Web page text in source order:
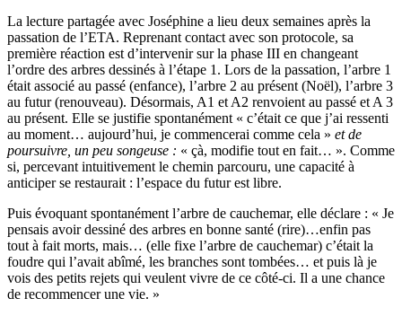
La lecture partagée avec Joséphine a lieu deux semaines après la
passation de l’ETA. Reprenant contact avec son protocole, sa
première réaction est d’intervenir sur la phase III en changeant
l’ordre des arbres dessinés à l’étape 1. Lors de la passation, l’arbre 1
était associé au passé (enfance), l’arbre 2 au présent (Noël), l’arbre 3
au futur (renouveau). Désormais, A1 et A2 renvoient au passé et A 3
au présent. Elle se justifie spontanément « c’était ce que j’ai ressenti
au moment… aujourd’hui, je commencerai comme cela » et de
poursuivre, un peu songeuse : « çà, modifie tout en fait… ». Comme
si, percevant intuitivement le chemin parcouru, une capacité à
anticiper se restaurait : l’espace du futur est libre.
Puis évoquant spontanément l’arbre de cauchemar, elle déclare : « Je
pensais avoir dessiné des arbres en bonne santé (rire)…enfin pas
tout à fait morts, mais… (elle fixe l’arbre de cauchemar) c’était la
foudre qui l’avait abîmé, les branches sont tombées… et puis là je
vois des petits rejets qui veulent vivre de ce côté-ci. Il a une chance
de recommencer une vie. »